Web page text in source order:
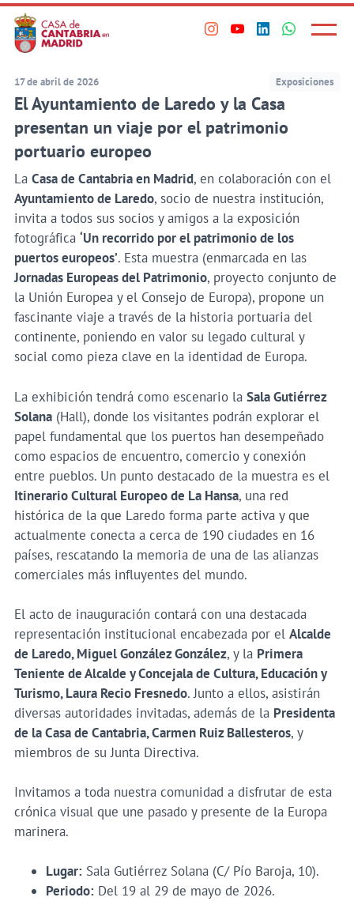
Saltar
al
contenido
principal
Visita
Instagram
Visita
en
Visita
perfil
Visita
perfil
Principal
Menú
17 de abril de 2026 Exposiciones
El Ayuntamiento de Laredo y la Casa
presentan un viaje por el patrimonio
portuario europeo
La Casa de Cantabria en Madrid, en colaboración con el
Ayuntamiento de Laredo, socio de nuestra institución,
invita a todos sus socios y amigos a la exposición
fotográfica ‘Un recorrido por el patrimonio de los
puertos europeos’. Esta muestra (enmarcada en las
Jornadas Europeas del Patrimonio, proyecto conjunto de
la Unión Europea y el Consejo de Europa), propone un
fascinante viaje a través de la historia portuaria del
continente, poniendo en valor su legado cultural y
social como pieza clave en la identidad de Europa.
La exhibición tendrá como escenario la Sala Gutiérrez
Solana(Hall), donde los visitantes podrán explorar el
papel fundamental que los puertos han desempeñado
como espacios de encuentro, comercio y conexión
entre pueblos. Un punto destacado de la muestra es el
Itinerario Cultural Europeo de La Hansa, una red
histórica de la que Laredo forma parte activa y que
actualmente conecta a cerca de 190 ciudades en 16
países, rescatando la memoria de una de las alianzas
comerciales más influyentes del mundo.
El acto de inauguración contará con una destacada
representación institucional encabezada por el Alcalde
de Laredo, Miguel González González, y la Primera
Teniente de Alcalde y Concejala de Cultura, Educación y
Turismo, Laura Recio Fresnedo. Junto a ellos, asistirán
diversas autoridades invitadas, además de la Presidenta
de la Casa de Cantabria, Carmen Ruiz Ballesteros, y
miembros de su Junta Directiva.
Invitamos a toda nuestra comunidad a disfrutar de esta
crónica visual que une pasado y presente de la Europa
marinera.
Lugar:Sala Gutiérrez Solana (C/ Pío Baroja, 10).
Periodo:Del 19 al 29 de mayo de 2026.